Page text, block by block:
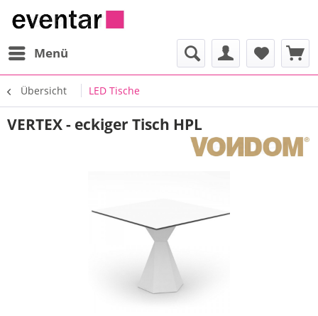
Menü
Übersicht LED Tische
VERTEX - eckiger Tisch HPL